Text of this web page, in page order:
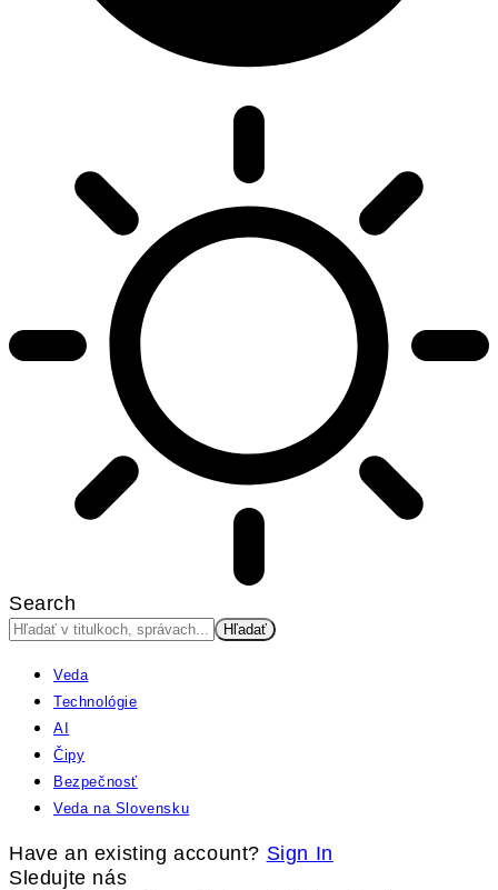
Search
Veda
Technológie
AI
Čipy
Bezpečnosť
Veda na Slovensku
Have an existing account? Sign In
Sledujte nás